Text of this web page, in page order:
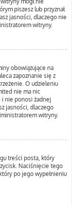
piszesz lub przyznał
jasności, dlaczego nie
witryny.
obowiązujące na
zapoznanie się z
O udzieleniu
nie ma nic
nie ponosi żadnej
jasności, dlaczego
witryny.
treści posta, który
Naciśnięcie tego
po jego wypełnieniu